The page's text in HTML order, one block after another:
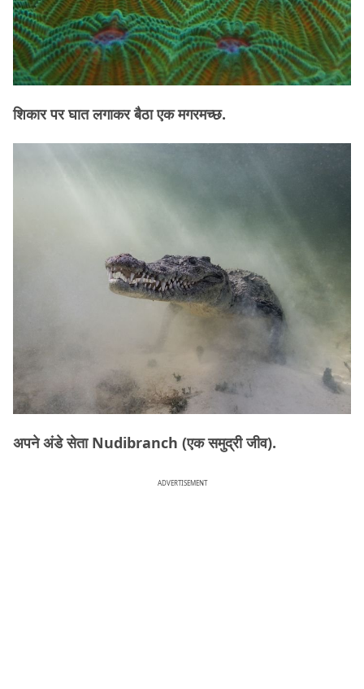
शिकार पर घात लगाकर बैठा एक मगरमच्छ.
अपने अंडे सेता Nudibranch (एक समुद्री जीव).
ADVERTISEMENT